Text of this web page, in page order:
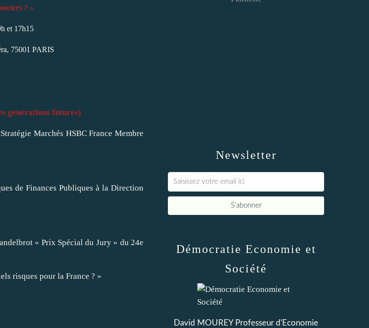
? »
et 17h15
75001 PARIS
générations futures)
Marchés HSBC France Membre
de Finances Publiques à la Direction
« Prix Spécial du Jury » du 24e
risques pour la France ? »
Newsletter
Démocratie Economie et
Société
David MOUREY Professeur d'Economie